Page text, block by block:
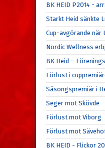
BK HEID P2014 -
Starkt Heid sänkte
Cup-avgörande
Nordic Wellness
BK Heid –
Förlust i
Säsongspremiär i
Seger mot Skövde
Förlust mot Viborg
Förlust mot
BK HEID - Flickor